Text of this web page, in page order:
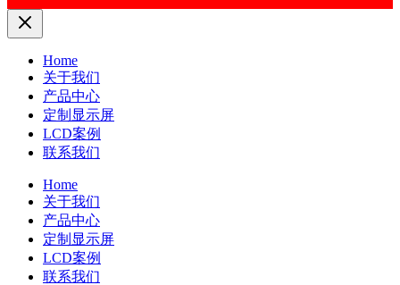
Home
关于我们
产品中心
定制显示屏
LCD案例
联系我们
Home
关于我们
产品中心
定制显示屏
LCD案例
联系我们